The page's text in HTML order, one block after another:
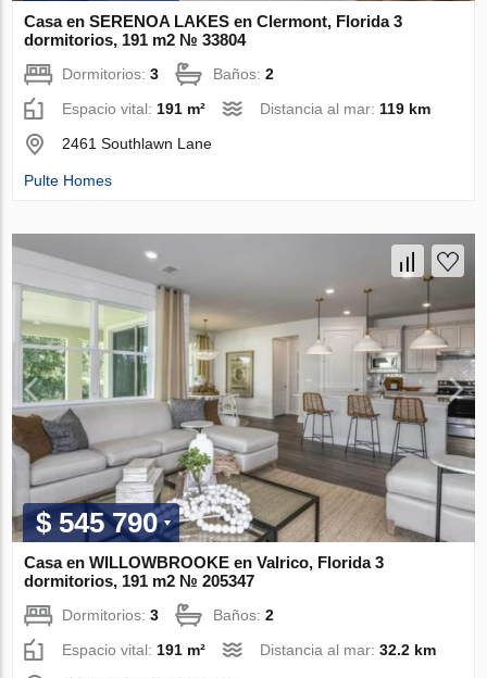
Casa en SERENOA LAKES en Clermont, Florida 3
dormitorios, 191 m2 № 33804
Dormitorios:3 Baños:2
Espacio vital: 191 m² Distancia al mar: 119 km
2461 Southlawn Lane
Pulte Homes
$ 545 790
Casa en WILLOWBROOKE en Valrico, Florida 3
dormitorios, 191 m2 № 205347
Dormitorios:3 Baños:2
Espacio vital: 191 m² Distancia al mar:32.2 km